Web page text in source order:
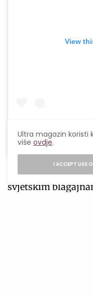
View
Prva dva filma
svjetskim
Ultra magazin koristi
višeovdje.
I ACCEPT USE